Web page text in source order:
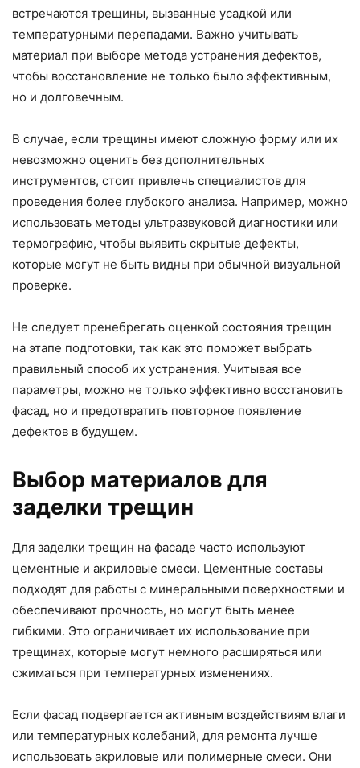
встречаются трещины, вызванные усадкой или
температурными перепадами. Важно учитывать
материал при выборе метода устранения дефектов,
чтобы восстановление не только было эффективным,
но и долговечным.
В случае, если трещины имеют сложную форму или их
невозможно оценить без дополнительных
инструментов, стоит привлечь специалистов для
проведения более глубокого анализа. Например, можно
использовать методы ультразвуковой диагностики или
термографию, чтобы выявить скрытые дефекты,
которые могут не быть видны при обычной визуальной
проверке.
Не следует пренебрегать оценкой состояния трещин
на этапе подготовки, так как это поможет выбрать
правильный способ их устранения. Учитывая все
параметры, можно не только эффективно восстановить
фасад, но и предотвратить повторное появление
дефектов в будущем.
Выбор материалов для
заделки трещин
Для заделки трещин на фасаде часто используют
цементные и акриловые смеси. Цементные составы
подходят для работы с минеральными поверхностями и
обеспечивают прочность, но могут быть менее
гибкими. Это ограничивает их использование при
трещинах, которые могут немного расширяться или
сжиматься при температурных изменениях.
Если фасад подвергается активным воздействиям влаги
или температурных колебаний, для ремонта лучше
использовать акриловые или полимерные смеси. Они